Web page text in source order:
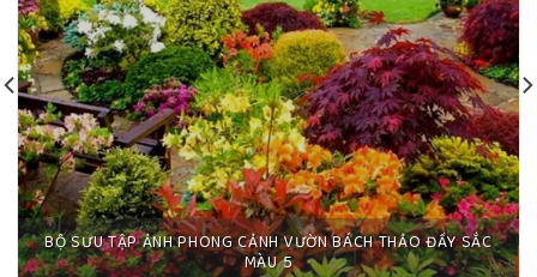
BỘ SƯU TẬP ẢNH PHONG CẢNH VƯỜN BÁCH THẢO ĐẦY SẮC
MÀU 5